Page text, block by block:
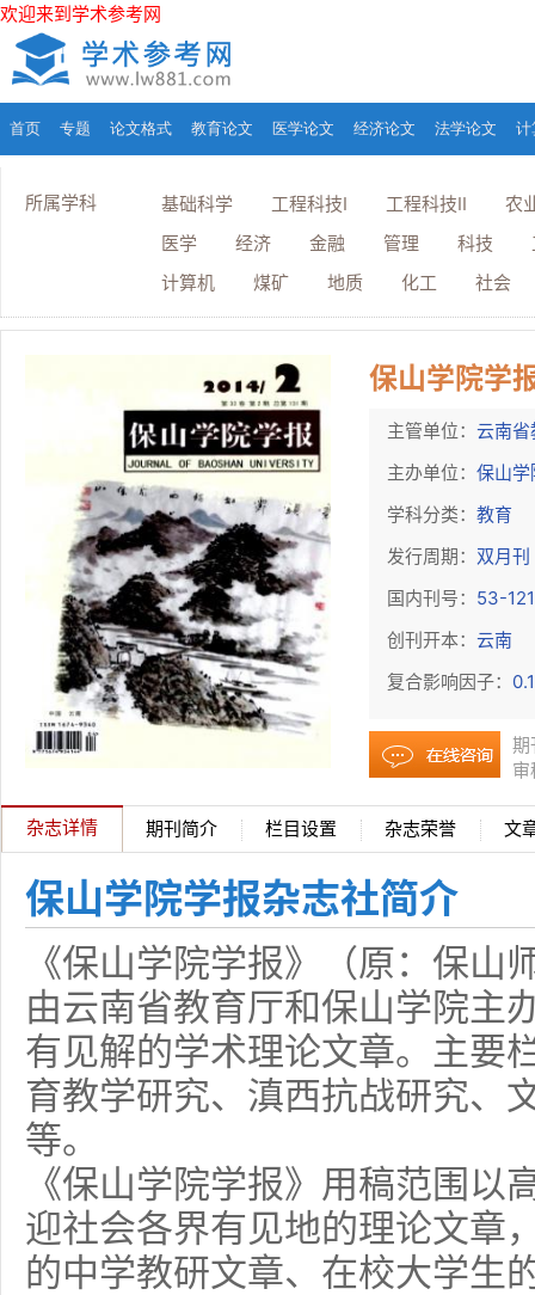
欢迎来到学术参考网
首页 专题 论文格式 教育论文 医学论文 经济论文 法学论文 计
所属学科 基础科学 工程科技I 工程科技II
农
医学
经济 金融 管理 科技
计算机
煤矿 地质 化工 社会
保山学院学
主管单位： 云南省
主办单位： 保山学
学科分类： 教育
发行周期： 双月刊
国内刊号： 53-
创刊开本： 云南
复合影响因子：
期
审
杂志详情 期刊简介 栏目设置 杂志荣誉 文
保山学院学报杂志社简介
《保山学院学报》（原：保
由云南省教育厅和保山学院主
有见解的学术理论文章。主要
育教学研究、滇西抗战研究、
等。
《保山学院学报》用稿范围以
迎社会各界有见地的理论文章
的中学教研文章、在校大学生